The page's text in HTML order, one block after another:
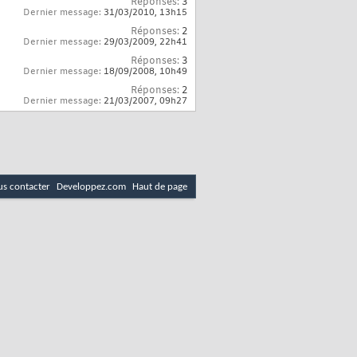
Dernier message: 31/03/2010, 13h15
Réponses: 2
Dernier message: 29/03/2009, 22h41
Réponses: 3
Dernier message: 18/09/2008, 10h49
Réponses: 2
Dernier message: 21/03/2007, 09h27
contacter Developpez.com Haut de page